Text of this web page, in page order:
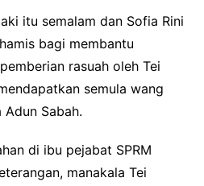
itu semalam dan Sofia Rini
bagi membantu
rasuah oleh Tei
semula wang
Sabah.
di ibu pejabat SPRM
manakala Tei